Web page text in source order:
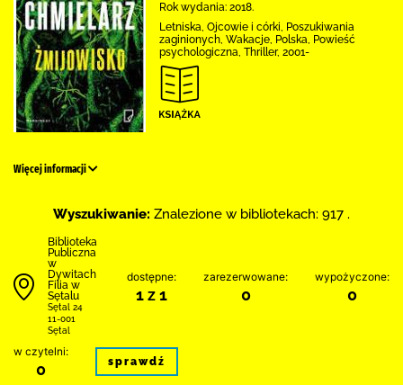
Rok wydania: 2018.
Letniska, Ojcowie i córki, Poszukiwania
zaginionych, Wakacje, Polska, Powieść
psychologiczna, Thriller, 2001-
Więcej informacji
Wyszukiwanie: Znalezione w bibliotekach: 917 .
Biblioteka
Publiczna
w
Dywitach
Filia w
Sętalu
Sętal 24
11-001
Sętal
dostępne:
1 z 1
zarezerwowane:
0
wypożyczone:
0
w czytelni:
0 sprawdź